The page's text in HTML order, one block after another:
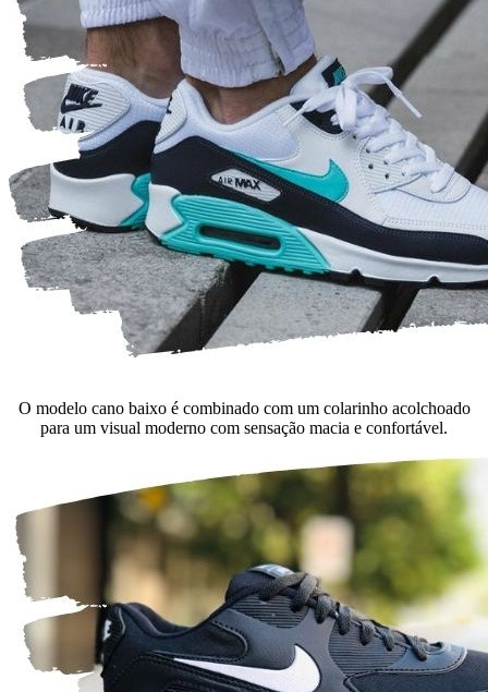
O modelo cano baixo é combinado com um colarinho acolchoado
para um visual moderno com sensação macia e confortável.